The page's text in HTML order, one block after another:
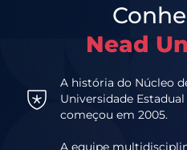
Nead
A história do Núcleo
Universidade
começou em 2005.
A equipe